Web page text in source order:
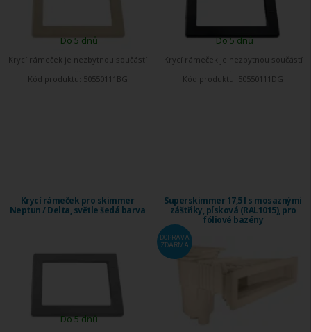
Krycí rámeček je nezbytnou součástí
Kód produktu: 50550111BG
Do 5 dnů
Krycí rámeček je nezbytnou součástí
Kód produktu: 50550111DG
Do 5 dnů
Krycí rámeček pro skimmer
Neptun / Delta, světle šedá barva
Do 5 dnů
Superskimmer 17,5 l s mosaznými
záštřiky, písková (RAL1015), pro
fóliové bazény
DOPRAVA
ZDARMA